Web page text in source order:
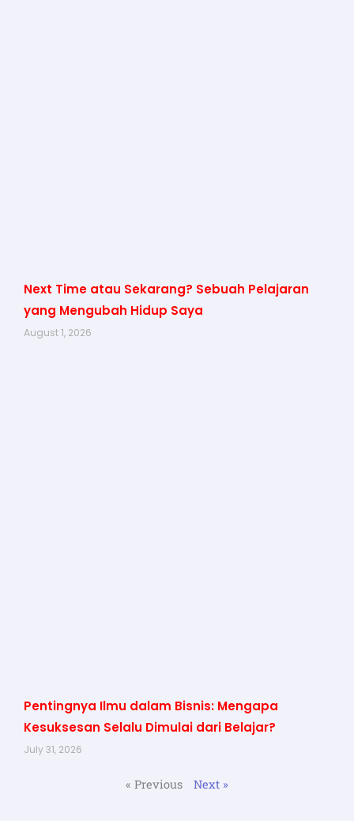
Next Time atau Sekarang? Sebuah Pelajaran
yang Mengubah Hidup Saya
August 1, 2026
Pentingnya Ilmu dalam Bisnis: Mengapa
Kesuksesan Selalu Dimulai dari Belajar?
July 31, 2026
« Previous Next »